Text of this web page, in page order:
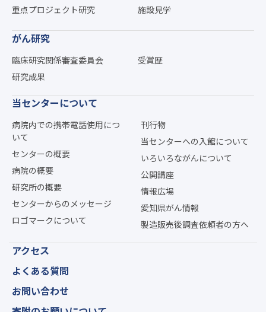
重点プロジェクト研究
施設見学
がん研究
臨床研究関係審査委員会
研究成果
受賞歴
当センターについて
病院内での携帯電話使用につ
いて
センターの概要
病院の概要
研究所の概要
センターからのメッセージ
ロゴマークについて
刊行物
当センターへの入館について
いろいろながんについて
公開講座
情報広場
愛知県がん情報
製造販売後調査依頼者の方へ
アクセス
よくある質問
お問い合わせ